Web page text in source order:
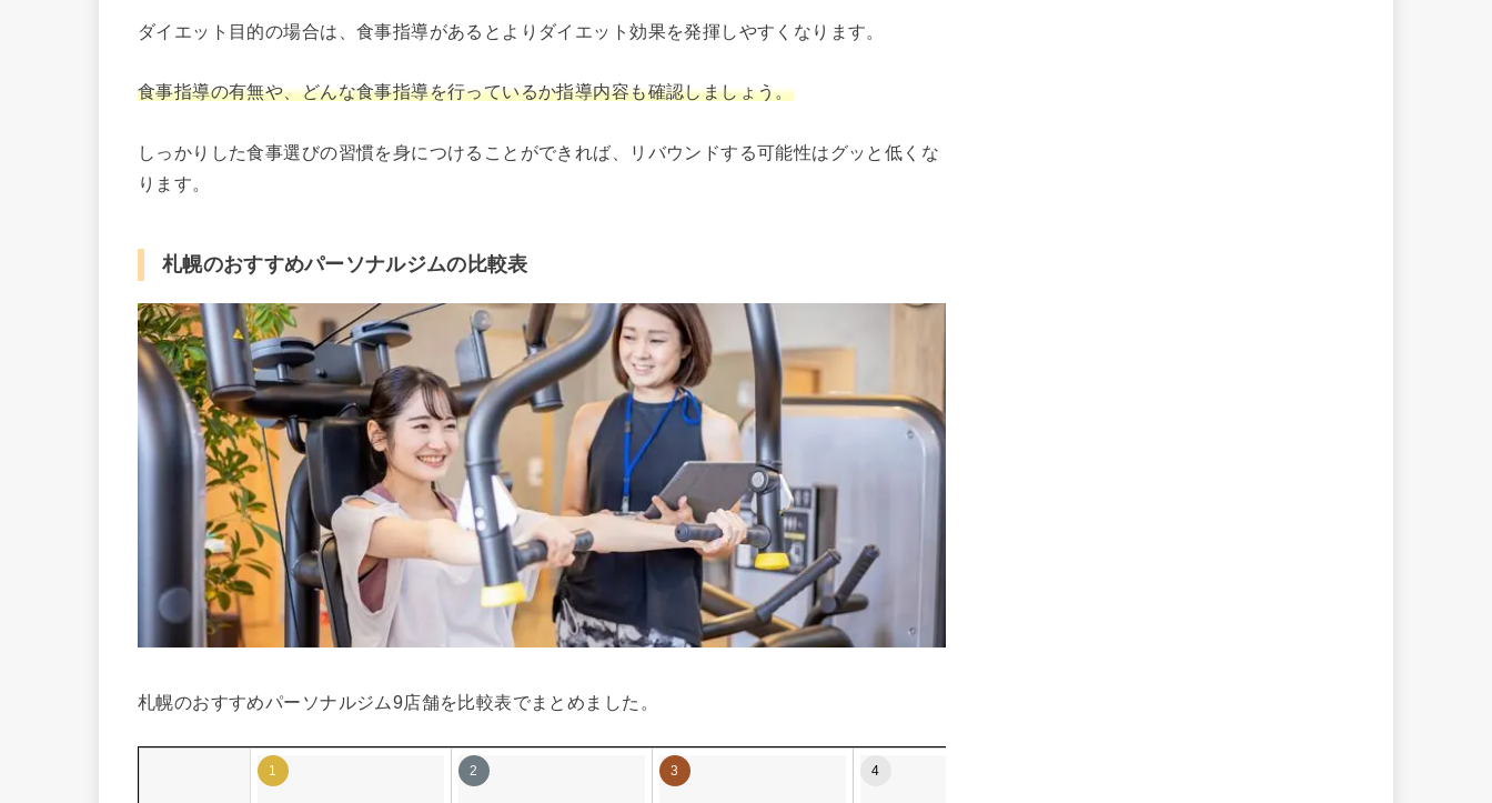
ダイエット目的の場合は、食事指導があるとよりダイエット効果を発揮しやすくなります。
食事指導の有無や、どんな食事指導を行っているか指導内容も確認しましょう。
しっかりした食事選びの習慣を身につけることができれば、リバウンドする可能性はグッと低くな
ります。
札幌のおすすめパーソナルジムの比較表
札幌のおすすめパーソナルジム9店舗を比較表でまとめました。